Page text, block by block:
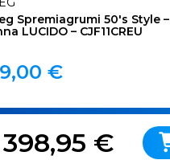
Spremiagrumi 50's Style –
LUCIDO – CJF11CREU
€
398,95 €